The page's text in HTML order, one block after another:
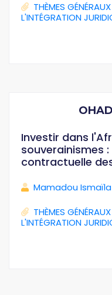
THÈMES
L'INTÉGRATION
Investir dans
souverainismes
contractuelle
Mamadou Ismaïla
THÈMES
L'INTÉGRATION